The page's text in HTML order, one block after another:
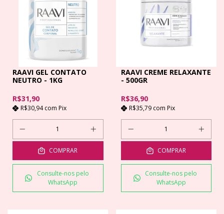
RAAVI GEL CONTATO
NEUTRO - 1KG
R$31,90
R$30,94com Pix
COMPRAR
Consulte-nos pelo
WhatsApp
RAAVI CREME RELAXANTE
- 500GR
R$36,90
R$35,79 com Pix
COMPRAR
Consulte-nos pelo
WhatsApp